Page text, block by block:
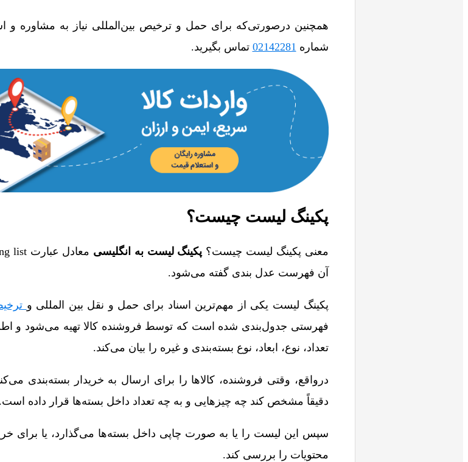
همچنین درصورتی‌که برای حمل و ترخیص بین‌المللی نیاز به مشاوره و
شماره 02142281 تماس بگیرید.
پکینگ لیست چیست؟
معنی پکینگ لیست چیست؟ پکینگ لیست به انگلیسی
آن فهرست عدل بندی گفته می‌شود.
پکینگ لیست یکی از مهم‌ترین اسناد برای حمل و نقل بین المللی و
فهرستی جدول‌بندی شده است که توسط فروشنده کالا تهیه می‌شود و
تعداد، نوع، ابعاد، نوع بسته‌بندی و غیره را بیان می‌کند.
درواقع، وقتی فروشنده، کالاها را برای ارسال به خریدار بسته‌بندی
دقیقاً مشخص کند چه چیزهایی و به چه تعداد داخل بسته‌ها قرار داده است.
سپس این لیست را یا به صورت چاپی داخل بسته‌ها می‌گذارد، یا برای
محتویات را بررسی کند.